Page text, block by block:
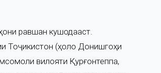
равшан кушодааст.
Тоҷикистон (ҳоло Донишгоҳи
вилояти Қурғонтеппа,